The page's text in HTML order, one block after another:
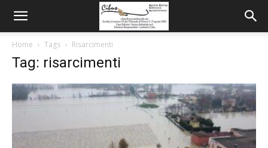
Home Tags Risarcimenti
Tag: risarcimenti